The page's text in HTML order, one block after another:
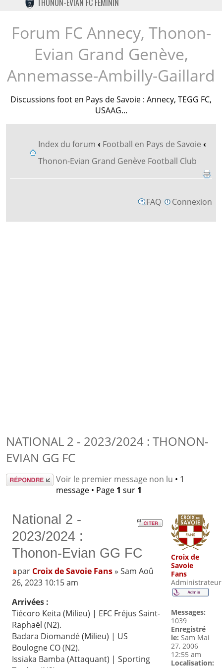
TWITTER
INSTAGRAM
THONON-EVIAN FC FÉMININ
Forum FC Annecy, Thonon-
Evian Grand Genève,
Annemasse-Ambilly-Gaillard
Discussions foot en Pays de Savoie : Annecy, TEGG FC,
USAAG...
Index du forum ‹ Football en Pays de Savoie ‹
Thonon-Evian Grand Genève Football Club
FAQ Connexion
NATIONAL 2 - 2023/2024 : THONON-
EVIAN GG FC
Répondre Voir le premier message non lu • 1
message • Page 1 sur 1
National 2 -
2023/2024 :
Thonon-Evian GG FC
par Croix de Savoie Fans» Sam Aoû
26, 2023 10:15 am
Arrivées :
Tiécoro Keita (Milieu) | EFC Fréjus Saint-
Raphaël (N2).
Badara Diomandé (Milieu) | US
Boulogne CO (N2).
Issiaka Bamba (Attaquant) | Sporting
Croix de
Savoie
Fans
Administrateur
Messages:
1039
Enregistré
le: Sam Mai
27, 2006
12:55 am
Localisation: